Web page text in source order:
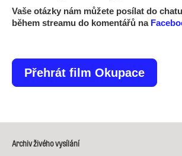
Vaše otázky nám můžete posílat do
během streamu do komentářů na
Přehrát film Okupace
Archiv živého vysílání